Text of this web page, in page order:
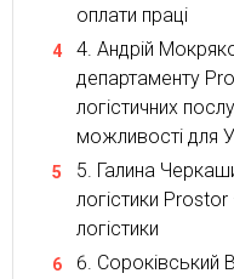
оплати праці
Андрій
департаменту
логістичних
можливості для
Галина
логістики
логістики
Сороківський